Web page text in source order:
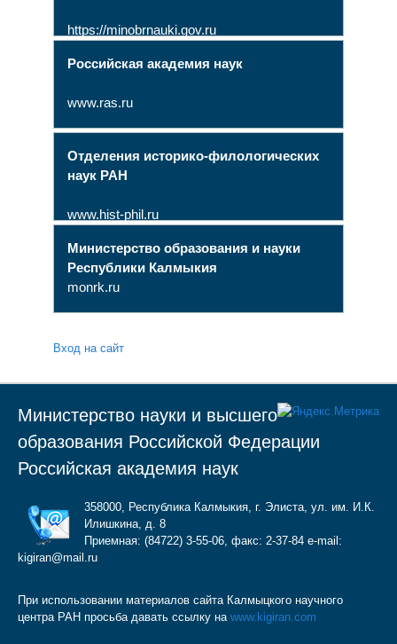
https://minobrnauki.gov.ru
Российская академия наук
www.ras.ru
Отделения историко-филологических
наук РАН
www.hist-phil.ru
Министерство образования и науки
Республики Калмыкия
monrk.ru
Вход на сайт
Министерство науки и высшего
образования Российской Федерации
Российская академия наук
358000, Республика Калмыкия, г. Элиста, ул. им. И.К.
Илишкина, д. 8
Приемная: (84722) 3-55-06, факс: 2-37-84 e-mail:
kigiran@mail.ru
При использовании материалов сайта Калмыцкого научного
центра РАН просьба давать ссылку на www.kigiran.com